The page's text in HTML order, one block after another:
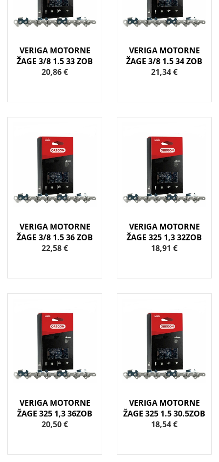
VERIGA MOTORNE
ŽAGE 3/8 1.5 33 ZOB
20,86 €
VERIGA MOTORNE
ŽAGE 3/8 1.5 34 ZOB
21,34 €
VERIGA MOTORNE
ŽAGE 3/8 1.5 36 ZOB
22,58 €
VERIGA MOTORNE
ŽAGE 325 1,3 32ZOB
18,91 €
VERIGA MOTORNE
ŽAGE 325 1,3 36ZOB
20,50 €
VERIGA MOTORNE
ŽAGE 325 1.5 30.5ZOB
18,54 €